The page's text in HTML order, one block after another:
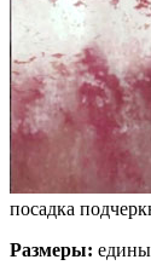
посадка
Размеры: